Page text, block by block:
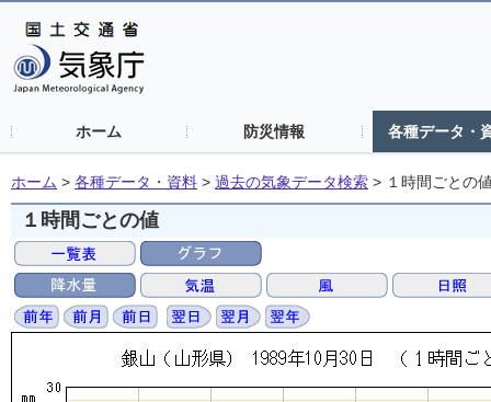
ホーム 防災情報 各種データ・
ホーム > 各種データ・資料 > 過去の気象データ検索 > １時間ごとの
１時間ごとの値